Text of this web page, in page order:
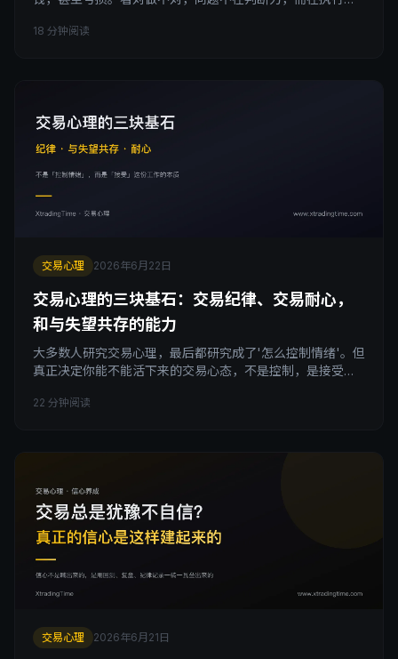
对方向赚不到钱的5个根源，告诉你判断和执行到底差在哪。
18 分钟阅读
交易心理 2026年6月22日
交易心理的三块基石：交易纪律、交易耐心，
和与失望共存的能力
大多数人研究交易心理，最后都研究成了'怎么控制情绪'。但
真正决定你能不能活下来的交易心态，不是控制，是接受。
的是枯燥重复而不是意志力，接受真正的交易耐心来自对'游
22 分钟阅读
交易心理 2026年6月21日